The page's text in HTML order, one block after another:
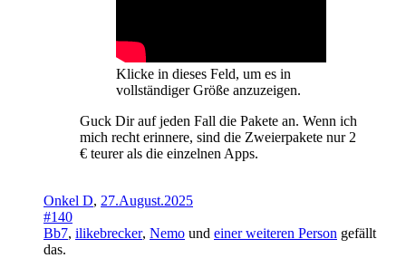
Klicke in dieses Feld, um es in
vollständiger Größe anzuzeigen.
Guck Dir auf jeden Fall die Pakete an. Wenn ich
mich recht erinnere, sind die Zweierpakete nur 2
€ teurer als die einzelnen Apps.
Onkel D, 27.August.2025
#140
Bb7, ilikebrecker, Nemo und einer weiteren Person gefällt
das.